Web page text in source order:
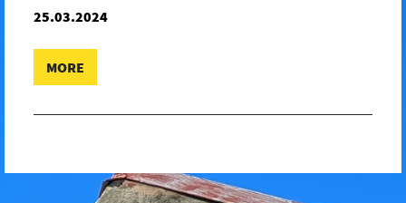
25.03.2024
MORE